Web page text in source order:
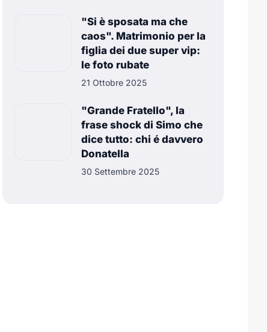
"Si è sposata ma che
caos". Matrimonio per la
figlia dei due super vip:
le foto rubate
21 Ottobre 2025
"Grande Fratello", la
frase shock di Simo che
dice tutto: chi é davvero
Donatella
30 Settembre 2025